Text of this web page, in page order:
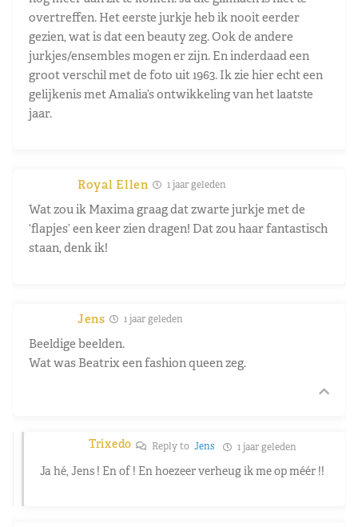
overtreffen. Het eerste jurkje heb ik nooit eerder
gezien, wat is dat een beauty zeg. Ook de andere
jurkjes/ensembles mogen er zijn. En inderdaad een
groot verschil met de foto uit 1963. Ik zie hier echt een
gelijkenis met Amalia’s ontwikkeling van het laatste
jaar.
Royal Ellen 1 jaar geleden
Wat zou ik Maxima graag dat zwarte jurkje met de
‘flapjes’ een keer zien dragen! Dat zou haar fantastisch
staan, denk ik!
Jens 1 jaar geleden
Beeldige beelden.
Wat was Beatrix een fashion queen zeg.
Trixedo Reply to Jens 1 jaar geleden
Ja hé, Jens ! En of ! En hoezeer verheug ik me op méér !!